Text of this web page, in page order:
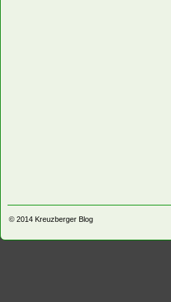
© 2014 Kreuzberger Blog